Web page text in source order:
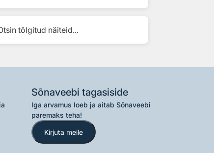
tõlgitud näiteid...
Sõnaveebi tagasiside
Iga arvamus loeb ja aitab Sõnaveebi
paremaks teha!
Kirjuta meile